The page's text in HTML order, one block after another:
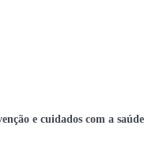
e cuidados com a saúde